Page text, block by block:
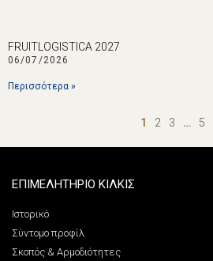
FRUITLOGISTICA 2027
06/07/2026
Περισσότερα »
1 2 3 … 5
ΕΠΙΜΕΛΗΤΗΡΙΟ ΚΙΛΚΙΣ
Ιστορικό
Σύντομο προφίλ
Σκοπός & Αρμοδιότητες